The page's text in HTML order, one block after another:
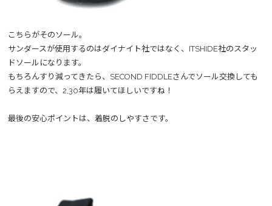
こちらがそのソール。
サンダースが使用するのはダイナイト社ではなく、ITSHIDE社のスタッ
ドソールになります。
もちろんすり減ってきたら、SECOND FIDDLEさんでソール交換しても
らえますので、2,30年は履いてほしいですね！
最後の安心ポイントは、着脱のしやすさです。